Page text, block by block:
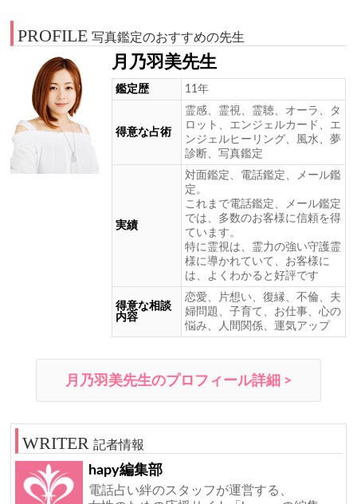
PROFILE 写真鑑定のおすすめの先生
月乃羽美先生
鑑定歴 11年
得意な占術
霊感、霊視、霊聴、オーラ、タ
ロット、エンジェルカード、エ
ンジェルヒーリング、風水、夢
診断、写真鑑定
実績
対面鑑定、電話鑑定、メール鑑
定。
これまで電話鑑定、メール鑑定
では、多数のお客様に信頼を得
ています。
特に霊視は、霊力の強い守護霊
様に導かれていて、お客様に
は、よくわかると好評です
得意な相談
内容
恋愛、片想い、復縁、不倫、夫
婦問題、子育て、お仕事、心の
悩み、人間関係、運気アップ
月乃羽美先生のプロフィール詳細 >
記者情報
hapy編集部
電話占い絆のスタッフが運営する、